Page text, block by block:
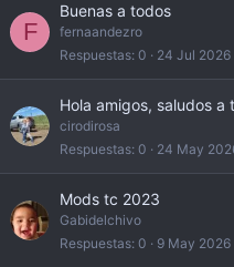
F
Buenas a todos
fernaandezro
Respuestas 0 24 Jul 2026
Hola amigos, saludos a
cirodirosa
Respuestas 0 24 May
Mods tc 2023
Gabidelchivo
Respuestas 0 9 May 2026